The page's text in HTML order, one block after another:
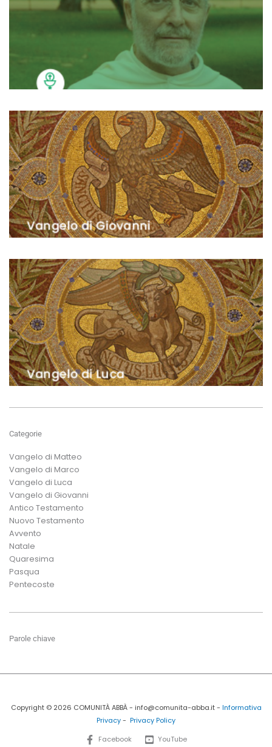
Categorie
Vangelo di Matteo
Vangelo di Marco
Vangelo di Luca
Vangelo di Giovanni
Antico Testamento
Nuovo Testamento
Avvento
Natale
Quaresima
Pasqua
Pentecoste
Parole chiave
Copyright © 2026 COMUNITÀ ABBÀ - info@comunita-abba.it - Informativa
Privacy - Privacy Policy
Facebook YouTube